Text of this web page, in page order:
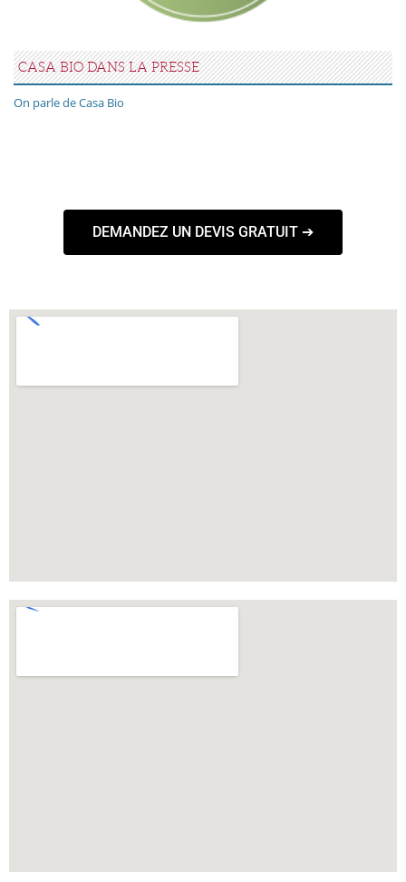
CASA BIO DANS LA PRESSE
On parle de Casa Bio
DEMANDEZ UN DEVIS GRATUIT ➔